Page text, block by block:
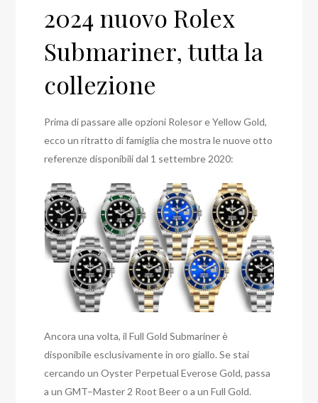
2024 nuovo Rolex
Submariner, tutta la
collezione
Prima di passare alle opzioni Rolesor e Yellow Gold,
ecco un ritratto di famiglia che mostra le nuove otto
referenze disponibili dal 1 settembre 2020:
Ancora una volta, il Full Gold Submariner è
disponibile esclusivamente in oro giallo. Se stai
cercando un Oyster Perpetual Everose Gold, passa
a un GMT–Master 2 Root Beer o a un Full Gold.